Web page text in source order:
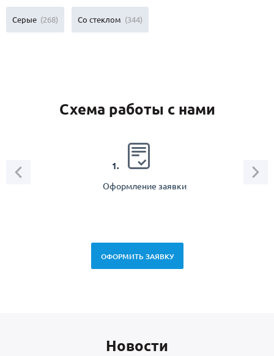
Серые (268) Со стеклом (344)
Схема работы с нами
1.
Оформление заявки
ОФОРМИТЬ ЗАЯВКУ
Новоcти